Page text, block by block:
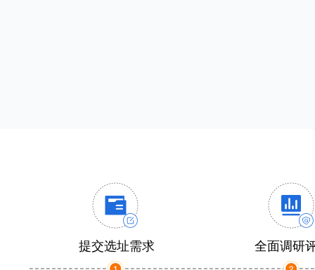
提交选址需求 全面调研